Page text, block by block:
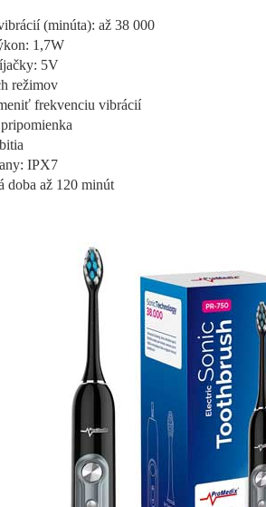
(minúta): až 38 000
1,7W
5V
režimov
frekvenciu vibrácií
IPX7
doba až 120 minút